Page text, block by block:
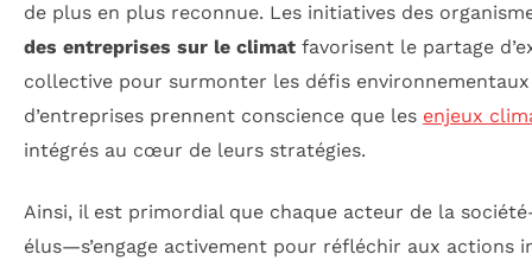
de plus en plus reconnue. Les initiatives des
des entreprises sur le climat favorisent le partage
collective pour surmonter les défis
d’entreprises prennent conscience que les enjeux
intégrés au cœur de leurs stratégies.
Ainsi, il est primordial que chaque acteur de la
élus—s’engage activement pour réfléchir aux actions